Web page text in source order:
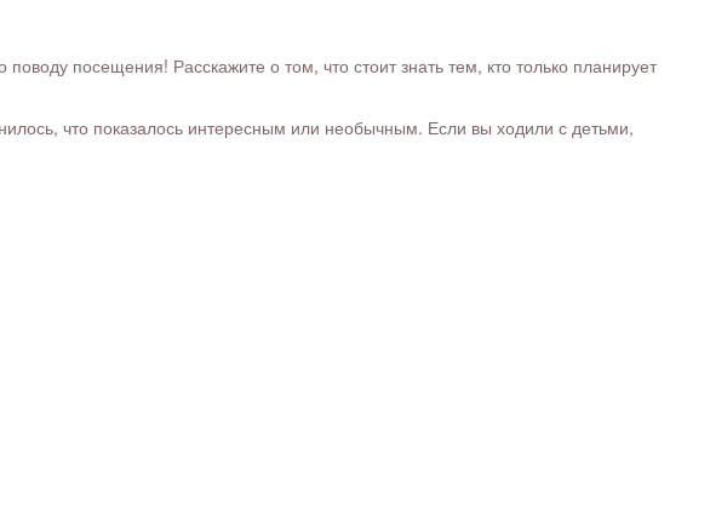
посещения! Расскажите о том, что стоит знать тем, кто только планирует
что показалось интересным или необычным. Если вы ходили с детьми,